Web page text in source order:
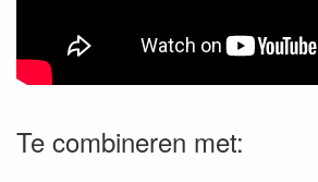
Te combineren met: